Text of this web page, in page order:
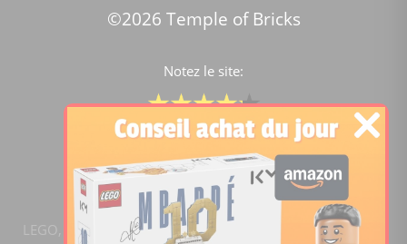
©2026 Temple of Bricks
Notez le site:
Comparateur de prix Lego
4.2/5 -15446notes
LEGO, le logo LEGO, la figurine LEGO et les configurations